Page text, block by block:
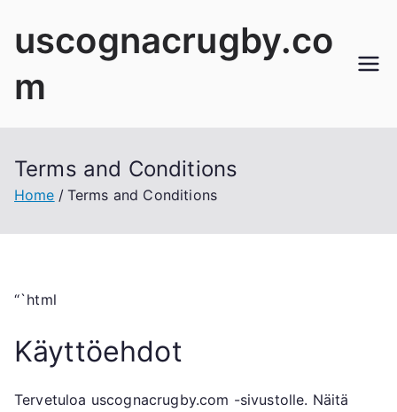
uscognacrugby.co
m
Terms and Conditions
Home Terms and Conditions
“`html
Käyttöehdot
Tervetuloa uscognacrugby.com -sivustolle. Näitä